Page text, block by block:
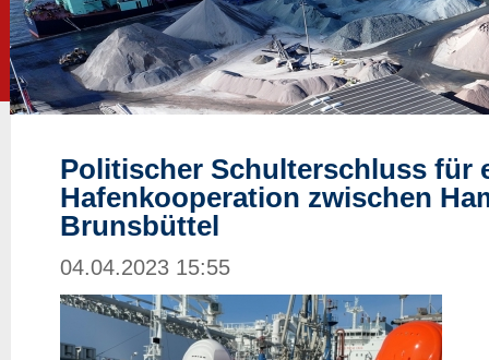
Politischer Schulterschluss für
Hafenkooperation zwischen
Brunsbüttel
04.04.2023 15:55